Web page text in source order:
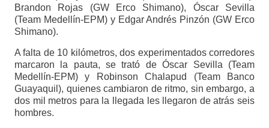
Brandon Rojas (GW Erco Shimano), Óscar Sevilla
(Team Medellín-EPM) y Edgar Andrés Pinzón (GW Erco
Shimano).
A falta de 10 kilómetros, dos experimentados corredores
marcaron la pauta, se trató de Óscar Sevilla (Team
Medellín-EPM) y Robinson Chalapud (Team Banco
Guayaquil), quienes cambiaron de ritmo, sin embargo, a
dos mil metros para la llegada les llegaron de atrás seis
hombres.